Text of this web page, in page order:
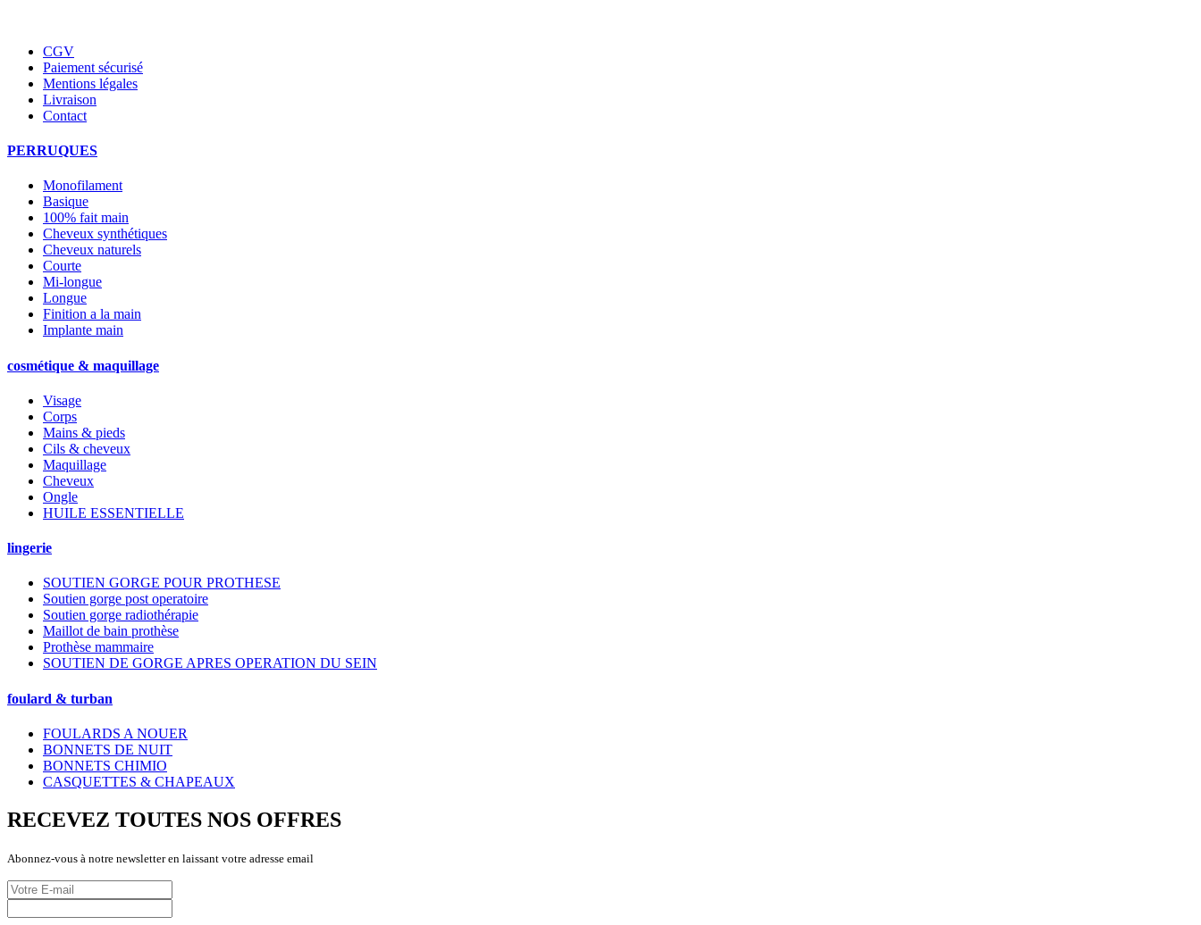
CGV
Paiement sécurisé
Mentions légales
Livraison
Contact
PERRUQUES
Monofilament
Basique
100% fait main
Cheveux synthétiques
Cheveux naturels
Courte
Mi-longue
Longue
Finition a la main
Implante main
cosmétique & maquillage
Visage
Corps
Mains & pieds
Cils & cheveux
Maquillage
Cheveux
Ongle
HUILE ESSENTIELLE
lingerie
SOUTIEN GORGE POUR PROTHESE
Soutien gorge post operatoire
Soutien gorge radiothérapie
Maillot de bain prothèse
Prothèse mammaire
SOUTIEN DE GORGE APRES OPERATION DU SEIN
foulard & turban
FOULARDS A NOUER
BONNETS DE NUIT
BONNETS CHIMIO
CASQUETTES & CHAPEAUX
RECEVEZ TOUTES NOS OFFRES
Abonnez-vous à notre newsletter en laissant votre adresse email